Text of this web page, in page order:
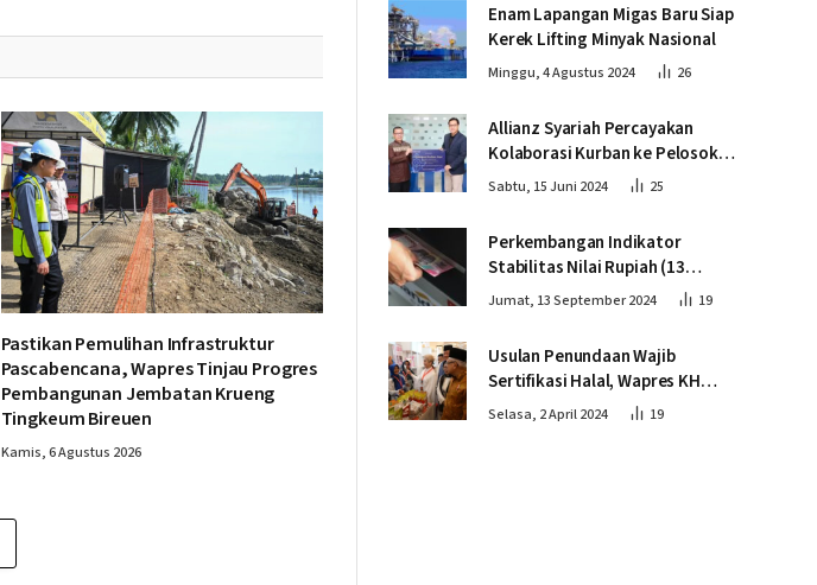
Pastikan Pemulihan Infrastruktur
Pascabencana, Wapres Tinjau Progres
Pembangunan Jembatan Krueng
Tingkeum Bireuen
Kamis, 6 Agustus 2026
Enam Lapangan Migas Baru Siap
Kerek Lifting Minyak Nasional
Minggu, 4 Agustus 2024 26
Allianz Syariah Percayakan
Kolaborasi Kurban ke Pelosok
Negeri bersama Dompet Dhuafa
Sabtu, 15 Juni 2024 25
Perkembangan Indikator
Stabilitas Nilai Rupiah (13
September 2024)
Jumat, 13 September 2024 19
Usulan Penundaan Wajib
Sertifikasi Halal, Wapres KH
Ma’ruf Amin: Proses Tetap
Selasa, 2 April 2024 19